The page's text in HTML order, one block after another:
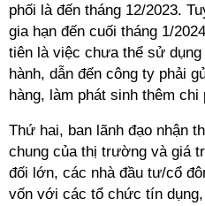
phối là đến tháng 12/2023.
gia hạn đến cuối tháng 1/2024
tiên là việc chưa thể sử
hành, dẫn đến công ty phải
hàng, làm phát sinh thêm chi
Thứ hai, ban lãnh đạo nhận
chung của thị trường và giá
đối lớn, các nhà đầu tư/cổ
vốn với các tổ chức tín